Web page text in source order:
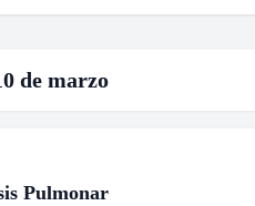
de marzo
Pulmonar